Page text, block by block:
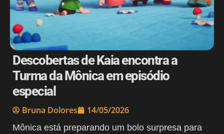
Descobertas de Kaia encontra a
Turma da Mônica em episódio
especial
Bruna Dolores 14/05/2026
Mônica está preparando um bolo surpresa para